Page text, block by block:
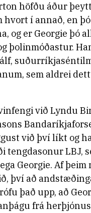
höfðu áður
hvort í annað, en
og er Georgie þó
þolinmóðastur.
sem aldrei
við Lyndu
við því líkt og
tengdasonur LBJ,
Georgie. Af þeim
því að
það upp, að
frá